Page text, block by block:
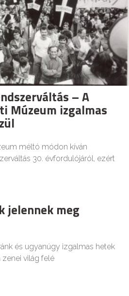
– A
Múzeum izgalmas
méltó módon kíván
30. évfordulójáról, ezért
jelennek meg
és ugyanúgy izgalmas hetek
világ felé